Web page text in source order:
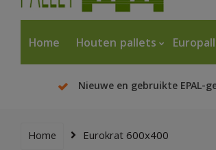
Home Houten pallets
Nieuwe en gebruikte EPAL-
Home Eurokrat 600x400